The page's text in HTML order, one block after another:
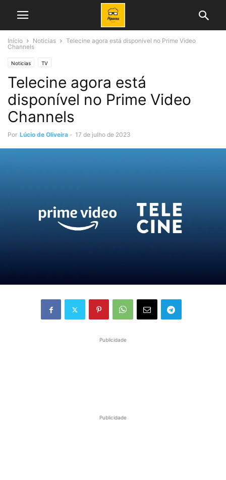
Início Noticias
Telecine agora está disponível no Prime Video
Channels
Noticias TV
Telecine agora está
disponível no Prime Video
Channels
Por Lúcio de Oliveira - 17 de julho de 2023
Publicidade
Publicidade